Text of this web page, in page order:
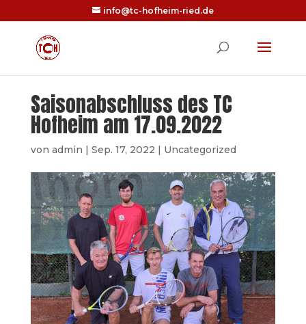
info@tc-hofheim-ried.de
Saisonabschluss des TC
Hofheim am 17.09.2022
von admin | Sep. 17, 2022 | Uncategorized